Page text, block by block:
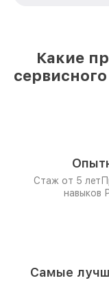
Какие
Стаж от 5 лет
навыков
Самые